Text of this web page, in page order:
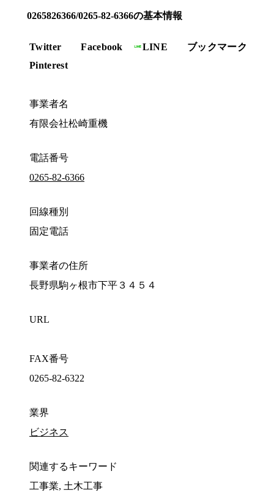
0265826366/0265-82-6366の基本情報
Twitter Facebook LINE
ブックマーク
Pinterest
事業者名
有限会社松崎重機
電話番号
0265-82-6366
回線種別
固定電話
事業者の住所
長野県駒ヶ根市下平３４５４
URL
FAX番号
0265-82-6322
業界
ビジネス
関連するキーワード
工事業, 土木工事